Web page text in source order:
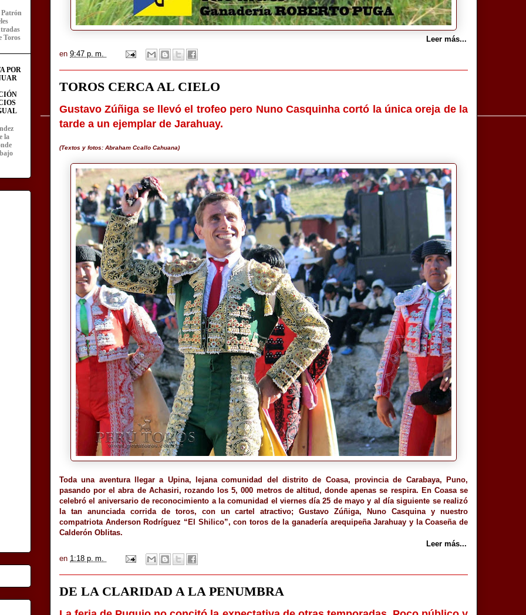
Leer más...
en 9:47 p. m.
TOROS CERCA AL CIELO
Gustavo Zúñiga se llevó el trofeo pero Nuno Casquinha cortó la única oreja de la
tarde a un ejemplar de Jarahuay.
(Textos y fotos: Abraham Ccallo Cahuana)
Toda una aventura llegar a Upina, lejana comunidad del distrito de Coasa, provincia de Carabaya, Puno,
pasando por el abra de Achasiri, rozando los 5, 000 metros de altitud, donde apenas se respira. En Coasa se
celebró el aniversario de reconocimiento a la comunidad el viernes día 25 de mayo y al día siguiente se realizó
la tan anunciada corrida de toros, con un cartel atractivo; Gustavo Zúñiga, Nuno Casquina y nuestro
compatriota Anderson Rodríguez “El Shilico”, con toros de la ganadería arequipeña Jarahuay y la Coaseña de
Calderón Oblitas.
Leer más...
en 1:18 p. m.
DE LA CLARIDAD A LA PENUMBRA
Toros
POR
la